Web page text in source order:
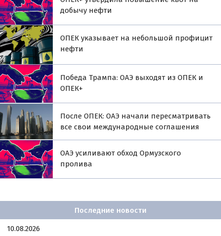
добычу нефти
ОПЕК указывает на небольшой профицит
нефти
Победа Трампа: ОАЭ выходят из ОПЕК и
ОПЕК+
После ОПЕК: ОАЭ начали пересматривать
все свои международные соглашения
ОАЭ усиливают обход Ормузского
пролива
Последние новости
10.08.2026